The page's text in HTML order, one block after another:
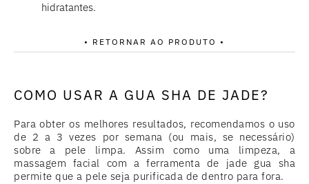
hidratantes.
• RETORNAR AO PRODUTO •
COMO USAR A GUA SHA DE JADE?
Para obter os melhores resultados, recomendamos o uso
de 2 a 3 vezes por semana (ou mais, se necessário)
sobre a pele limpa. Assim como uma limpeza, a
massagem facial com a ferramenta de jade gua sha
permite que a pele seja purificada de dentro para fora.